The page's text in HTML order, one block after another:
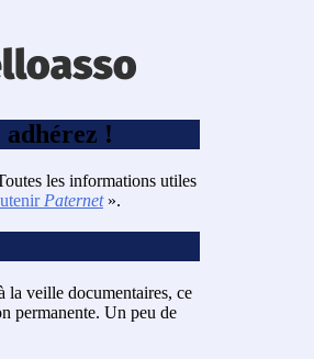
!
les informations utiles
Paternet».
la veille documentaires, ce
permanente. Un peu de